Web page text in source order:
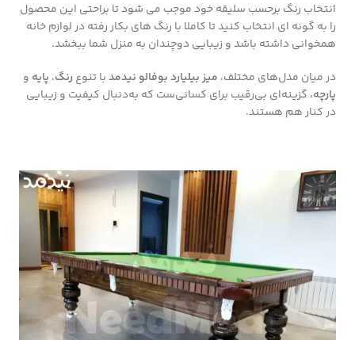
انتخاب رنگ برحسب سلیقه خود موجب می شود تا براحتی این محصول
را به گونه ای انتخاب کنید تا کاملا با رنگ های بکار رفته در لوازم خانه
همخوانی داشته باشد و زیبایی دوچندان به منزل شما ببخشد.
در میان مدل‌های مختلف، میز بیلیارد بوفالو نیدمدبا تنوع رنگ، پایه و
پارچه، گزینه‌ای بی‌رقیب برای کسانی‌ست که به‌دنبال کیفیت و زیبایی
در کنار هم هستند.